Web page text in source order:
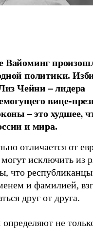
Вайоминг
политики.
Чейни – лидера
вице-
– это худшее,
и мира.
отличается от
исключить из
что
и фамилией,
друг от друга.
не